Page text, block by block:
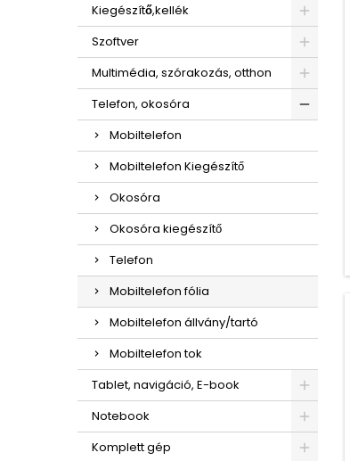
Kiegészítő,kellék
Szoftver
Multimédia, szórakozás, otthon
Telefon, okosóra
Mobiltelefon
Mobiltelefon Kiegészítő
Okosóra
Okosóra kiegészítő
Telefon
Mobiltelefon fólia
Mobiltelefon állvány/tartó
Mobiltelefon tok
Tablet, navigáció, E-book
Notebook
Komplett gép